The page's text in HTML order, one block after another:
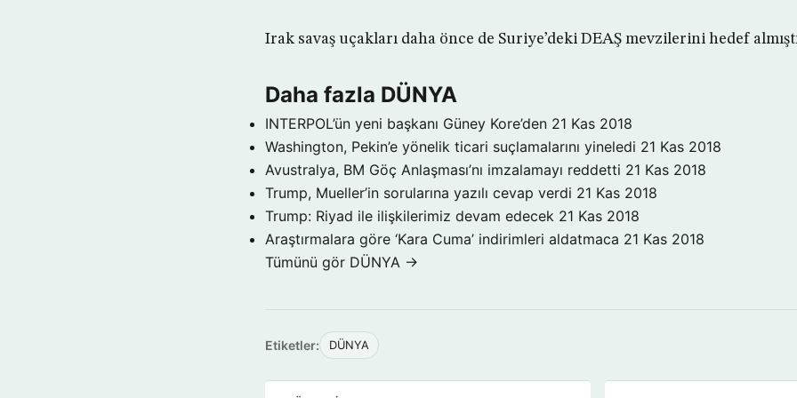
Irak savaş uçakları daha önce de Suriye’deki DEAŞ mevzilerini hedef
Daha fazla DÜNYA
INTERPOL’ün yeni başkanı Güney Kore’den 21 Kas 2018
Washington, Pekin’e yönelik ticari suçlamalarını yineledi 21 Kas 2018
Avustralya, BM Göç Anlaşması’nı imzalamayı reddetti 21 Kas 2018
Trump, Mueller’in sorularına yazılı cevap verdi 21 Kas 2018
Trump: Riyad ile ilişkilerimiz devam edecek 21 Kas 2018
Araştırmalara göre ‘Kara Cuma’ indirimleri aldatmaca 21 Kas 2018
Tümünü gör DÜNYA →
Etiketler: DÜNYA